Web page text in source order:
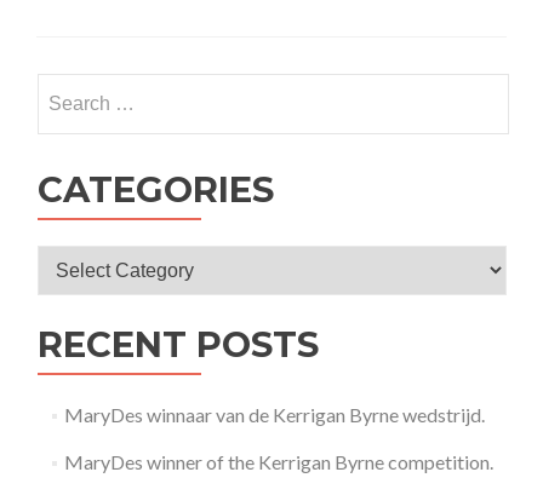
CATEGORIES
RECENT POSTS
MaryDes winnaar van de Kerrigan Byrne wedstrijd.
MaryDes winner of the Kerrigan Byrne competition.